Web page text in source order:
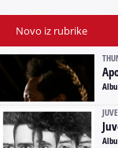
Novo iz rubrike